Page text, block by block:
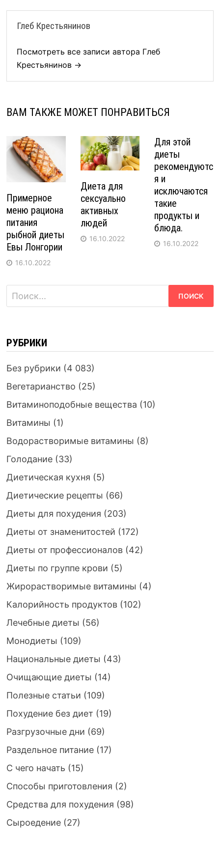
Глеб Крестьянинов
Посмотреть все записи автора Глеб
Крестьянинов →
ВАМ ТАКЖЕ МОЖЕТ ПОНРАВИТЬСЯ
Примерное
меню рациона
питания
рыбной диеты
Евы Лонгории
16.10.2022
Диета для
сексуально
активных
людей
16.10.2022
Для этой
диеты
рекомендуютс
я и
исключаются
такие
продукты и
блюда.
16.10.2022
Найти:
РУБРИКИ
Без рубрики (4 083)
Вегетарианство (25)
Витаминоподобные вещества (10)
Витамины (1)
Водорастворимые витамины (8)
Голодание(33)
Диетическая кухня (5)
Диетические рецепты (66)
Диеты для похудения (203)
Диеты от знаменитостей (172)
Диеты от профессионалов(42)
Диеты по группе крови (5)
Жирорастворимые витамины (4)
Калорийность продуктов(102)
Лечебные диеты (56)
Монодиеты (109)
Национальные диеты (43)
Очищающие диеты (14)
Полезные статьи (109)
Похудение без диет (19)
Разгрузочные дни (69)
Раздельное питание(17)
С чего начать (15)
Способы приготовления (2)
Средства для похудения (98)
Сыроедение(27)